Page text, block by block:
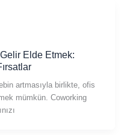
Elde Etmek:
artmasıyla birlikte, ofis
mümkün. Coworking